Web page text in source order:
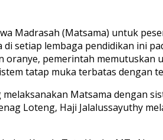
Madrasah (Matsama) untuk
setiap lembaga pendidikan ini
oranye, pemerintah
tatap muka terbatas dengan
Matsama dengan
Loteng, Haji Jalalussayuthy